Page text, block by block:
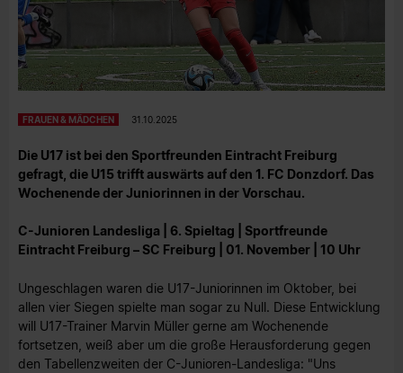
FRAUEN & MÄDCHEN 31.10.2025
Die U17 ist bei den Sportfreunden Eintracht Freiburg
gefragt, die U15 trifft auswärts auf den 1. FC Donzdorf. Das
Wochenende der Juniorinnen in der Vorschau.
C-Junioren Landesliga | 6. Spieltag | Sportfreunde
Eintracht Freiburg – SC Freiburg | 01. November | 10 Uhr
Ungeschlagen waren die U17-Juniorinnen im Oktober, bei
allen vier Siegen spielte man sogar zu Null. Diese Entwicklung
will U17-Trainer Marvin Müller gerne am Wochenende
fortsetzen, weiß aber um die große Herausforderung gegen
den Tabellenzweiten der C-Junioren-Landesliga: "Uns